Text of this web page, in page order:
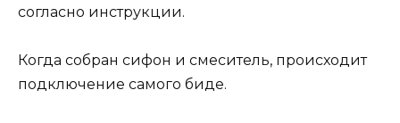
согласно инструкции.
Когда собран сифон и смеситель, происходит
подключение самого биде.